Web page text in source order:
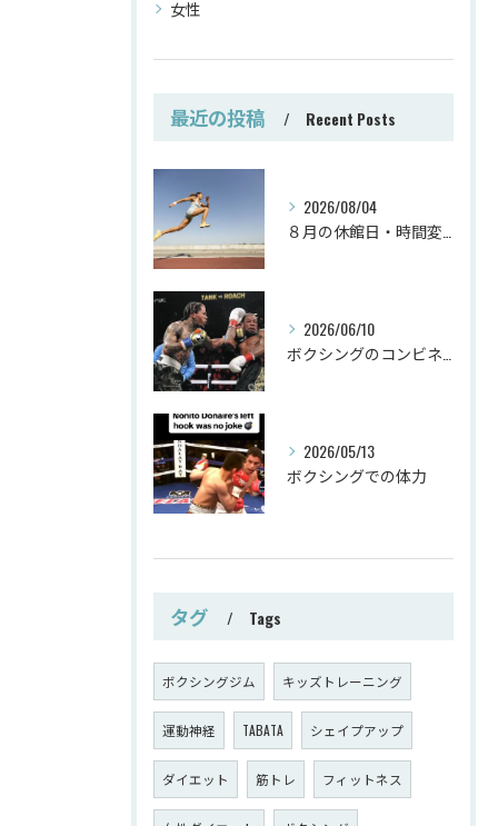
女性
最近の投稿 Recent Posts
2026/08/04
2026/06/10
2026/05/13
ボクシングでの体力
タグ Tags
ボクシングジム キッズトレーニング
運動神経 TABATA シェイプアップ
ダイエット 筋トレ フィットネス